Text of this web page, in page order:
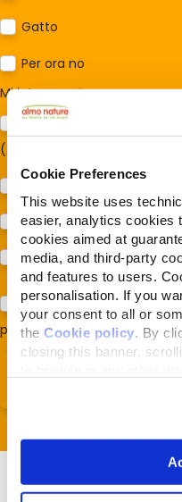
Cookie Preferences
This website uses
easier, analytics cookies
cookies aimed at
media, and third-party
and features to users.
personalisation. If you
your consent to all or
the Cookie policy . By
closing this banner,
Gatto
Per ora no
Mi interessa:*
Sostegno al modello
(Almonature - Fondazione
Protezione dei cani e
Prodotti (Almo Nature)
Acconsento al
preso visione dellaPrivacy